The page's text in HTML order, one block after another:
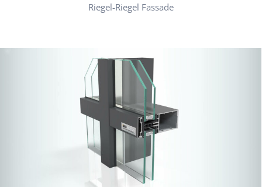
Riegel-Riegel Fassade